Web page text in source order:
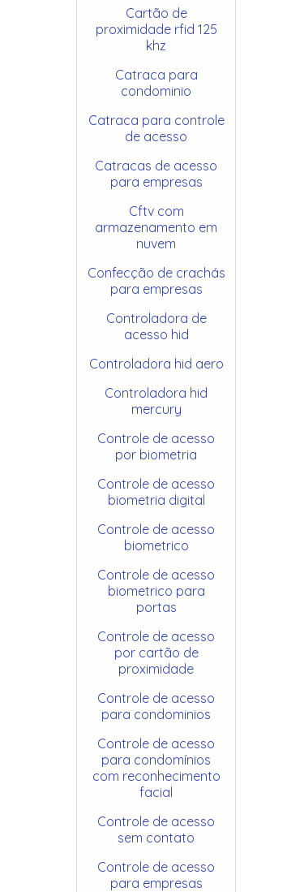
Cartão de
proximidade rfid 125
khz
Catraca para
condominio
Catraca para controle
de acesso
Catracas de acesso
para empresas
Cftv com
armazenamento em
nuvem
Confecção de crachás
para empresas
Controladora de
acesso hid
Controladora hid aero
Controladora hid
mercury
Controle de acesso
por biometria
Controle de acesso
biometria digital
Controle de acesso
biometrico
Controle de acesso
biometrico para
portas
Controle de acesso
por cartão de
proximidade
Controle de acesso
para condominios
Controle de acesso
para condomínios
com reconhecimento
facial
Controle de acesso
sem contato
Controle de acesso
para empresas